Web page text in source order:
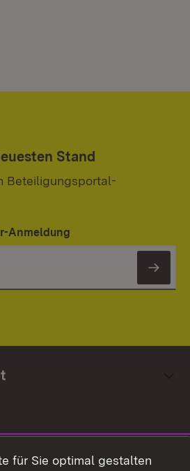
Stand
Beteiligungsportal-
Anmeldung
für Sie optimal gestalten